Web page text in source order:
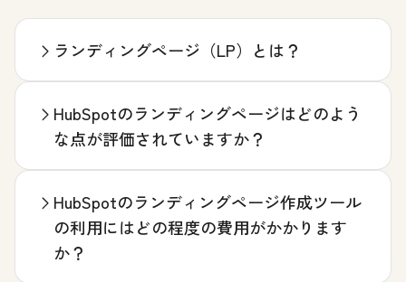
ランディングページ（LP）とは？
HubSpotのランディングページはどのよう
な点が評価されていますか？
HubSpotのランディングページ作成ツール
の利用にはどの程度の費用がかかります
か？